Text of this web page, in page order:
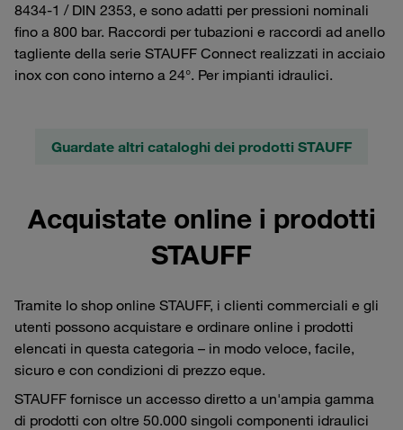
8434-1 / DIN 2353, e sono adatti per pressioni nominali
fino a 800 bar. Raccordi per tubazioni e raccordi ad anello
tagliente della serie STAUFF Connect realizzati in acciaio
inox con cono interno a 24°. Per impianti idraulici.
Guardate altri cataloghi dei prodotti STAUFF
Acquistate online i prodotti
STAUFF
Tramite lo shop online STAUFF, i clienti commerciali e gli
utenti possono acquistare e ordinare online i prodotti
elencati in questa categoria – in modo veloce, facile,
sicuro e con condizioni di prezzo eque.
STAUFF fornisce un accesso diretto a un'ampia gamma
di prodotti con oltre 50.000 singoli componenti idraulici